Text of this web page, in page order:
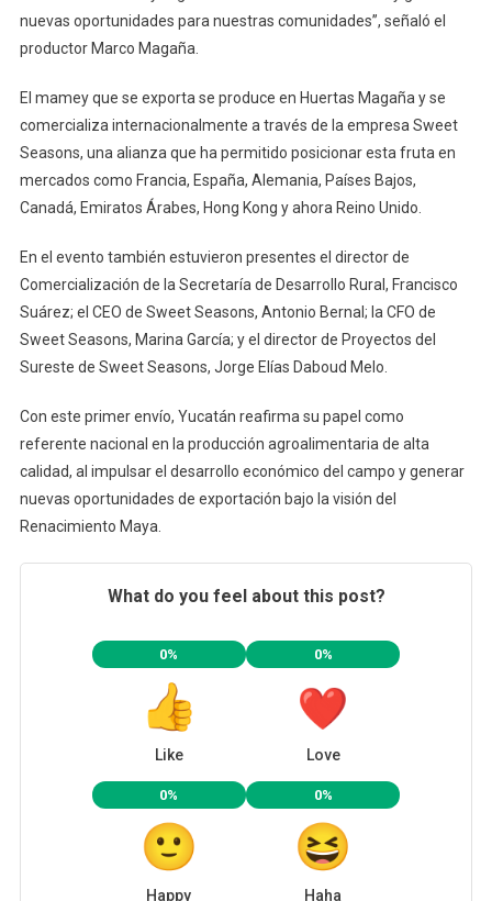
nuevas oportunidades para nuestras comunidades”, señaló el
productor Marco Magaña.
El mamey que se exporta se produce en Huertas Magaña y se
comercializa internacionalmente a través de la empresa Sweet
Seasons, una alianza que ha permitido posicionar esta fruta en
mercados como Francia, España, Alemania, Países Bajos,
Canadá, Emiratos Árabes, Hong Kong y ahora Reino Unido.
En el evento también estuvieron presentes el director de
Comercialización de la Secretaría de Desarrollo Rural, Francisco
Suárez; el CEO de Sweet Seasons, Antonio Bernal; la CFO de
Sweet Seasons, Marina García; y el director de Proyectos del
Sureste de Sweet Seasons, Jorge Elías Daboud Melo.
Con este primer envío, Yucatán reafirma su papel como
referente nacional en la producción agroalimentaria de alta
calidad, al impulsar el desarrollo económico del campo y generar
nuevas oportunidades de exportación bajo la visión del
Renacimiento Maya.
What do you feel about this post?
0%
Like
0%
Love
0%
Happy
0%
Haha